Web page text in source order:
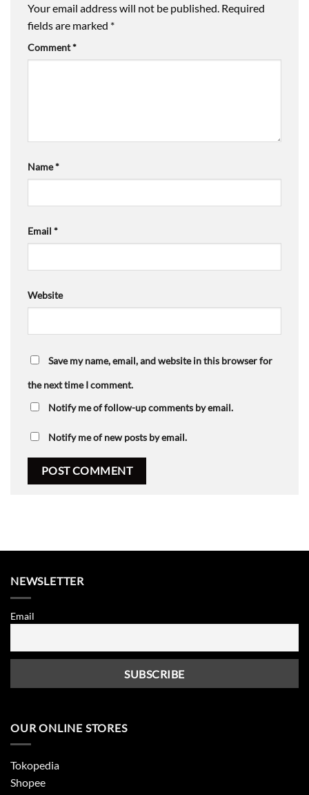
Your email address will not be published. Required
fields are marked *
Comment*
Name*
Email *
Website
Save my name, email, and website in this browser for
the next time I comment.
Notify me of follow-up comments by email.
Notify me of new posts by email.
NEWSLETTER
Email
OUR ONLINE STORES
Tokopedia
Shopee